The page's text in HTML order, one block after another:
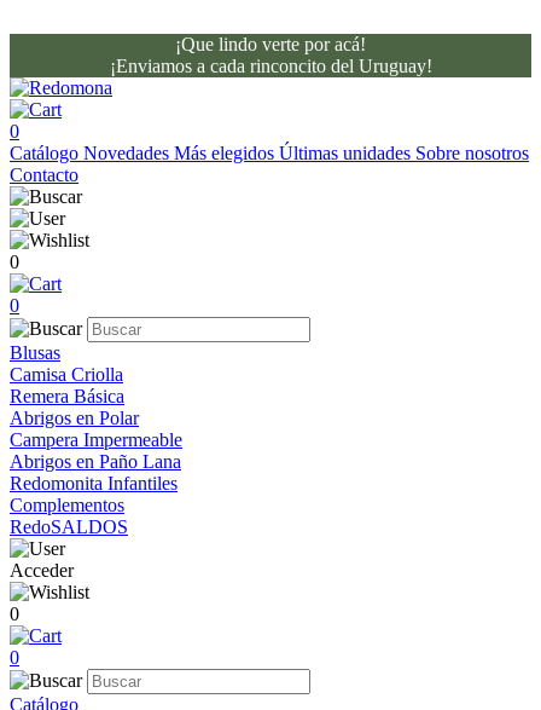
¡Que lindo verte por acá!
¡Enviamos a cada rinconcito del Uruguay!
0
Catálogo Novedades Más elegidos Últimas unidades Sobre nosotros
Contacto
0
0
Blusas
Camisa Criolla
Remera Básica
Abrigos en Polar
Campera Impermeable
Abrigos en Paño Lana
Redomonita Infantiles
Complementos
RedoSALDOS
Acceder
0
0
Catálogo